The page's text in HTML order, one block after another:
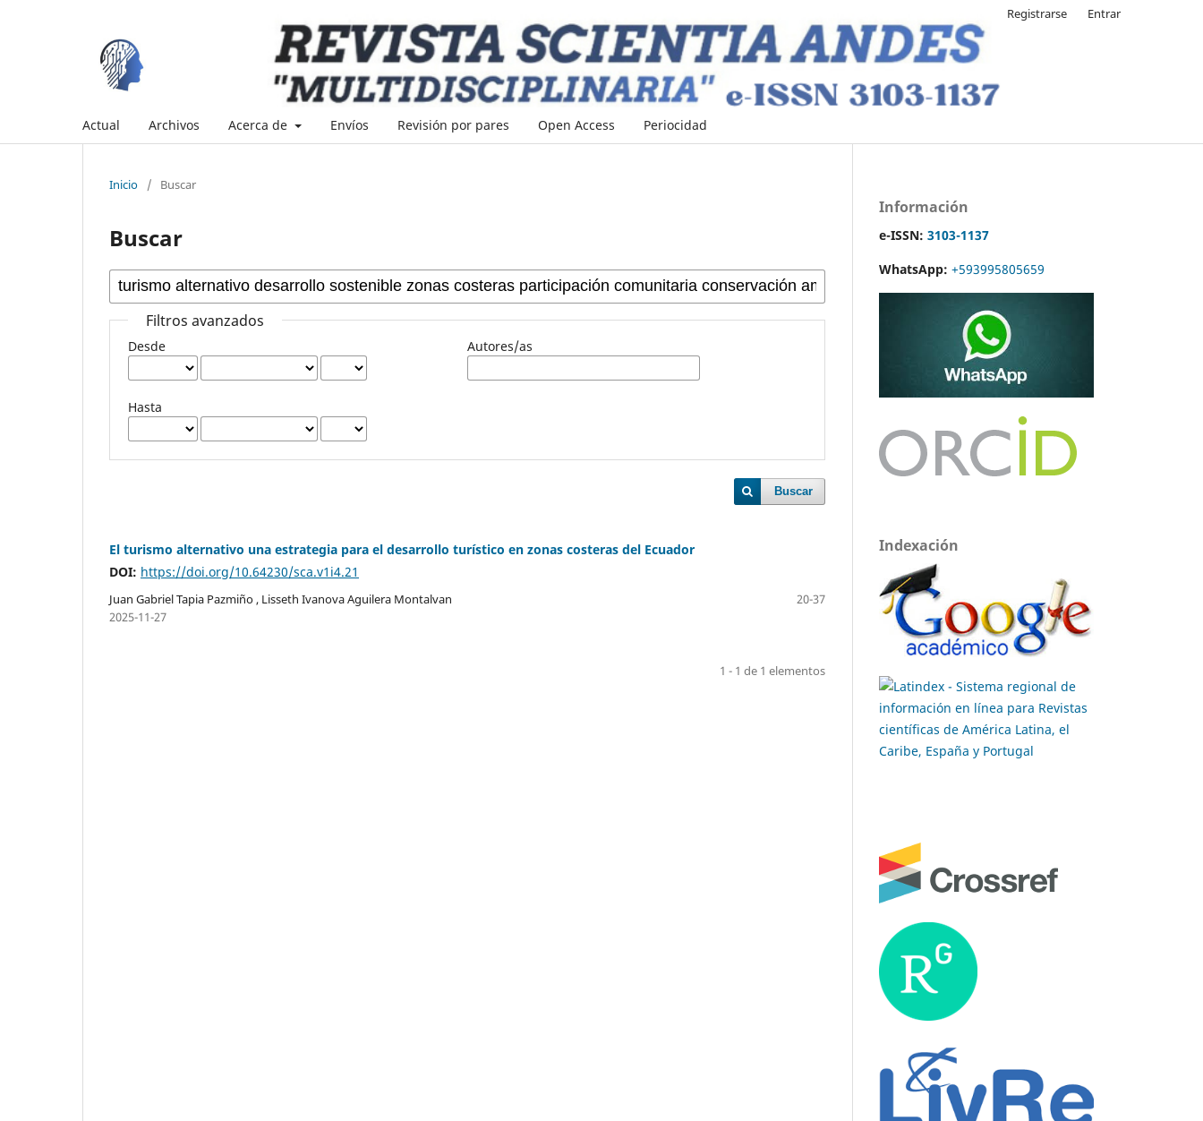
Actual Archivos Acerca de Envíos Revisión por pares Open Access Periocidad
Registrarse Entrar
Inicio / Buscar
Buscar
Filtros avanzados
Desde
Hasta
Autores/as
Buscar
El turismo alternativo una estrategia para el desarrollo turístico en zonas costeras del Ecuador
DOI: https://doi.org/10.64230/sca.v1i4.21
Juan Gabriel Tapia Pazmiño , Lisseth Ivanova Aguilera Montalvan
20-37
2025-11-27
1 - 1 de 1 elementos
Información
e-ISSN: 3103-1137
WhatsApp: +593995805659
Indexación